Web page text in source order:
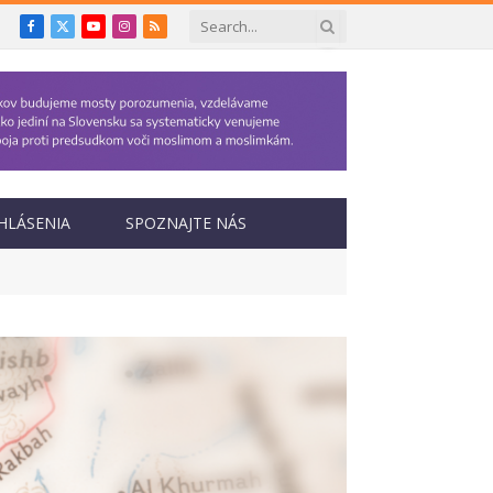
Facebook
X
YouTubeInstagram
RSS
SPOZNAJTE NÁS